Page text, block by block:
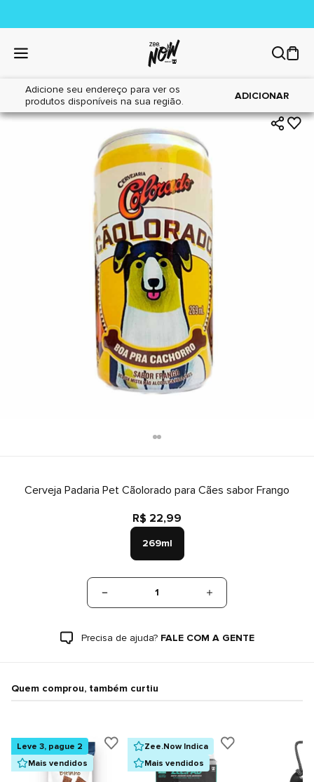
Adicione seu endereço para ver os
produtos disponíveis na sua região.
ADICIONAR
Home|Cães|Petiscos
Cerveja Padaria Pet Cãolorado para Cães sabor Frango
R$ 22,99
269ml
1
Precisa de ajuda? FALE COM A GENTE
Quem comprou, também curtiu
Leve 3, pague 2
Mais vendidos
Zee.Now Indica
Mais vendidos